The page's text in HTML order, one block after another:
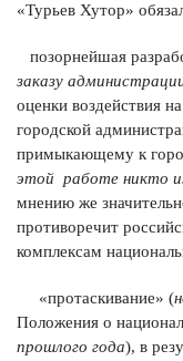
«Турьев Хутор»
позорнейшая
заказу
оценки воздействия
городской
примыкающему к
этой работе никто
мнению же
противоречит
комплексам
«протаскивание» (
Положения о
прошлого года), в